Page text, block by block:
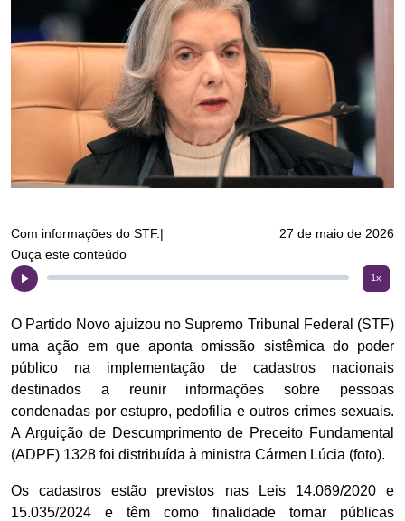
Com informações do STF.|
27 de maio de 2026
Ouça este conteúdo
1x
O Partido Novo ajuizou no Supremo Tribunal Federal (STF)
uma ação em que aponta omissão sistêmica do poder
público na implementação de cadastros nacionais
destinados a reunir informações sobre pessoas
condenadas por estupro, pedofilia e outros crimes sexuais.
A Arguição de Descumprimento de Preceito Fundamental
(ADPF) 1328 foi distribuída à ministra Cármen Lúcia (foto).
Os cadastros estão previstos nas Leis 14.069/2020 e
15.035/2024 e têm como finalidade tornar públicas